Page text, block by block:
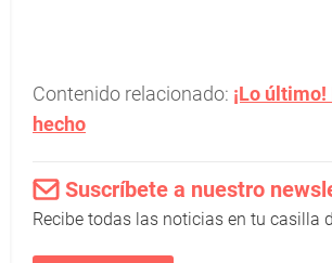
Contenido relacionado: ¡Lo
hecho
Suscríbete a nuestro
Recibe todas las noticias en tu casilla